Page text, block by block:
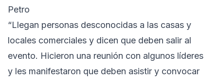
Petro
“Llegan personas desconocidas a las casas y
locales comerciales y dicen que deben salir al
evento. Hicieron una reunión con algunos líderes
y les manifestaron que deben asistir y convocar